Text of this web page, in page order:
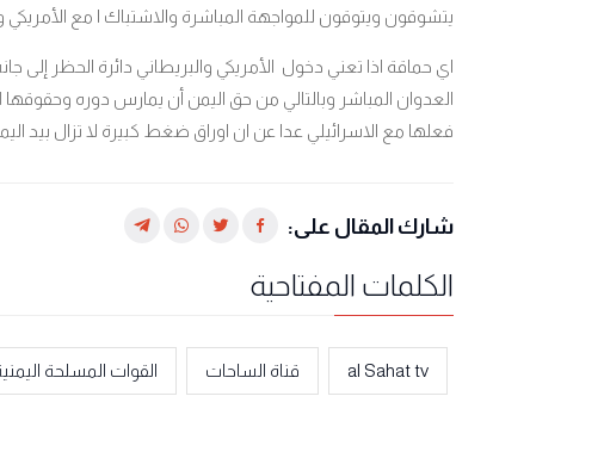
يتشوقون ويتوقون للمواجهة المباشرة والاشتباك ا مع
اي حماقة اذا تعني دخول الأمريكي والبريطاني دائرة الحظر
العدوان المباشر وبالتالي من حق اليمن أن يمارس دوره
فعلها مع الاسرائيلي عدا عن ان اوراق ضغط كبيرة لا تزال بيد
شارك المقال على:
الكلمات المفتاحية
al Sahat tv قناة الساحات القوات المسلحة